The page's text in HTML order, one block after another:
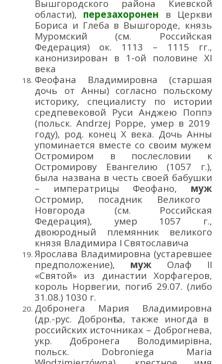
Вышгородского района Киевской
области), перезахоронен в Церкви
Бориса и Глеба в Вышгороде, князь
Муромский
(см. Российская
Федерация) ок. 1113 – 1115 гг.,
канонизирован в 1-ой половине XI
века
Феофана Владимировна (старшая
дочь от Анны) согласно польскому
историку, специалисту по истории
средпевековой Руси Анджею Поппэ
(польск.Andrzej Poppe, умер в 2019
году), род. конец Xвека. Дочь Анны
упоминается вместе со своим мужем
Остромиром в послесловии к
Остромирову Евангелию (1057 г.),
была названа в честь своей бабушки
– императрицы Феофано, муж
Остромир, посадник Великого
Новгорода (см. Российская
Федерация), умер 1057 г.,
двоюродный племянник великого
князя Владимира I Святославича
Ярослава Владимировна (устаревшее
предположение), муж Олаф II
«Святой» из династии Хорфагеров,
король Норвегии, погиб 29.07. (либо
31.08.) 1030 г.
Добронега
Мария Владимировна
(др.-рус. Добронѣга, также иногда в
российских источниках – Доброгнева,
укр. Добронега Володимирівна,
польск. Dobroniega Maria